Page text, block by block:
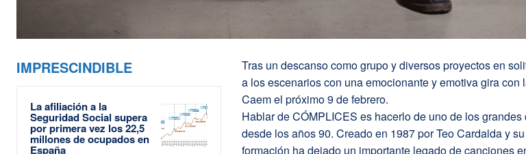
IMPRESCINDIBLE
La afiliación a la
Seguridad Social supera
por primera vez los 22,5
millones de ocupados en
España
Tras un descanso como grupo y diversos proyectos en
a los escenarios con una emocionante y emotiva gira con
Caem el próximo 9 de febrero.
Hablar de CÓMPLICES es hacerlo de uno de los
desde los años 90. Creado en 1987 por Teo Cardalda y
formación ha dejado un importante legado de canciones